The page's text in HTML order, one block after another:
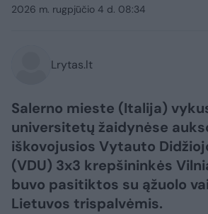
2026 m. rugpjūčio 4 d. 08:34
Lrytas.lt
Salerno mieste (Italija)
universitetų žaidynėse
iškovojusios Vytauto
(VDU) 3x3 krepšininkės
buvo pasitiktos su ąžuolo
Lietuvos trispalvėmis.